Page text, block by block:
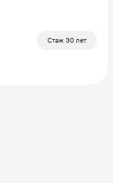
Стаж 30 лет